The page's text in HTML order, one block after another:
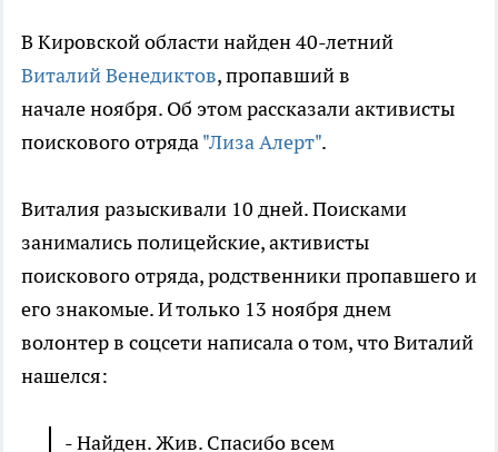
В Кировской области найден 40-летний
Виталий Венедиктов, пропавший в
начале ноября. Об этом рассказали активисты
поискового отряда"Лиза Алерт".
Виталия разыскивали 10 дней. Поисками
занимались полицейские, активисты
поискового отряда, родственники пропавшего и
его знакомые. И только 13 ноября днем
волонтер в соцсети написала о том, что Виталий
нашелся:
- Найден. Жив. Спасибо всем